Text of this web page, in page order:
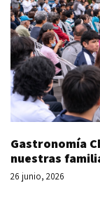
Gastronomía
nuestras
26 junio, 2026